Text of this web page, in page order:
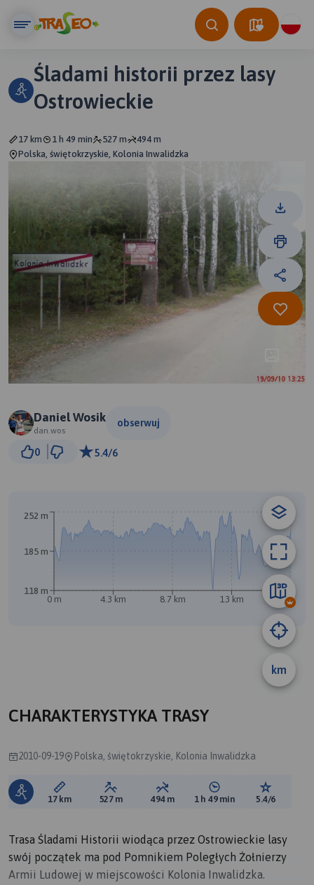
Śladami historii przez lasy
Ostrowieckie
17 km 1 h 49 min 527 m
494 m
Polska, świętokrzyskie, Kolonia Inwalidzka
Daniel Wosik
dan.wos
obserwuj
0 5.4/6
km
0 m 4.3 km 8.7 km 13 km 17 km
118 m
185 m
252 m
CHARAKTERYSTYKA TRASY
2010-09-19 Polska, świętokrzyskie, Kolonia Inwalidzka
Długość trasy:
17 km Suma przewyższeń:
527 m Suma spadków:
494 m Średni czas potrzebny
1 h 49 min Ocena
5.4/6
Trasa Śladami Historii wiodąca przez Ostrowieckie lasy
swój początek ma pod Pomnikiem Poległych Żołnierzy
Armii Ludowej w miejscowości Kolonia Inwalidzka.